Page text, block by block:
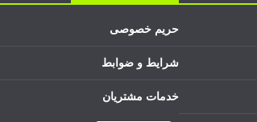
حریم خصوصی
شرایط و ضوابط
خدمات مشتریان